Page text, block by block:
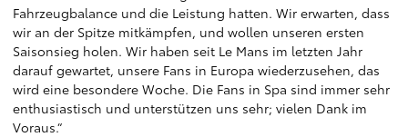
Fahrzeugbalance und die Leistung hatten. Wir erwarten, dass
wir an der Spitze mitkämpfen, und wollen unseren ersten
Saisonsieg holen. Wir haben seit Le Mans im letzten Jahr
darauf gewartet, unsere Fans in Europa wiederzusehen, das
wird eine besondere Woche. Die Fans in Spa sind immer sehr
enthusiastisch und unterstützen uns sehr; vielen Dank im
Voraus.“